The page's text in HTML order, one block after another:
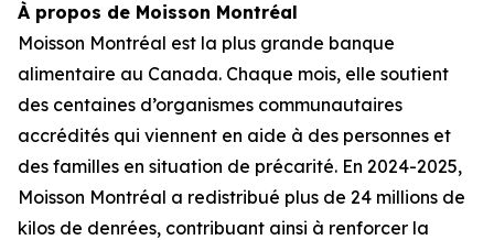
À propos de Moisson Montréal
Moisson Montréal est la plus grande banque
alimentaire au Canada. Chaque mois, elle soutient
des centaines d’organismes communautaires
accrédités qui viennent en aide à des personnes et
des familles en situation de précarité. En 2024-2025,
Moisson Montréal a redistribué plus de 24 millions de
kilos de denrées, contribuant ainsi à renforcer la